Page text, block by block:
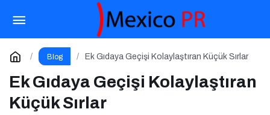
Blog Ek Gıdaya Geçişi Kolaylaştıran Küçük Sırlar
Ek Gıdaya Geçişi Kolaylaştıran
Küçük Sırlar
Anne Sütüyle Başlayan Yaşamın Sessiz Gücü
Yorum Yap